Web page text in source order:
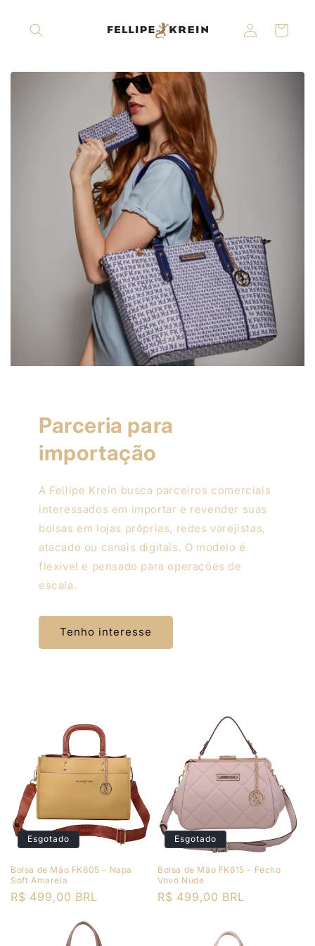
conteúdo
Fazer
login
Carrinho
Parceria para
importação
A Fellipe Krein busca parceiros comerciais
interessados em importar e revender suas
bolsas em lojas próprias, redes varejistas,
atacado ou canais digitais. O modelo é
flexível e pensado para operações de
escala.
Tenho interesse
Esgotado
Bolsa de Mão FK605 - Napa
Soft Amarela
Preço
R$ 499,00 BRL
Esgotado
Bolsa de Mão FK615 - Fecho
Vovó Nude
Preço
R$ 499,00 BRL